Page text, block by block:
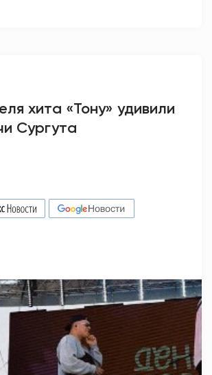
хита «Тону» удивили
Сургута